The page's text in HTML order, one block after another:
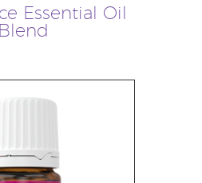
Essential Oil
Blend